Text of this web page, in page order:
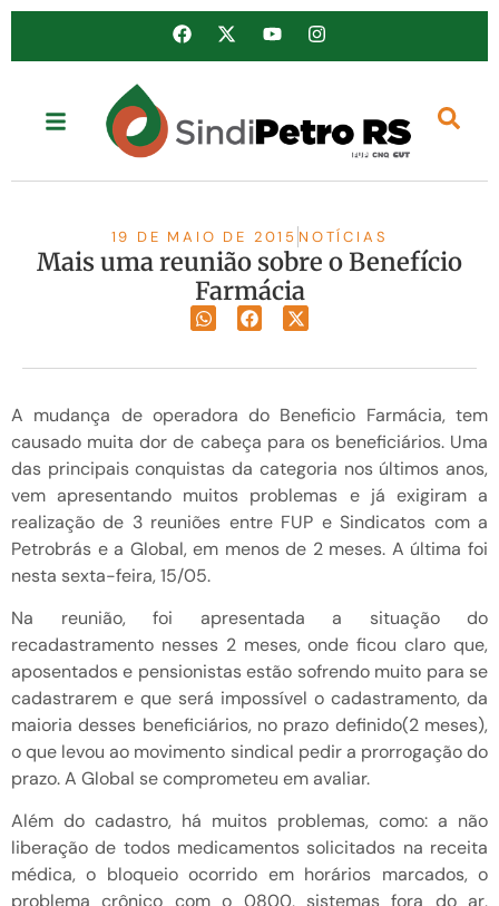
19 DE MAIO DE 2015 NOTÍCIAS
Mais uma reunião sobre o Benefício
Farmácia
A mudança de operadora do Beneficio Farmácia, tem
causado muita dor de cabeça para os beneficiários. Uma
das principais conquistas da categoria nos últimos anos,
vem apresentando muitos problemas e já exigiram a
realização de 3 reuniões entre FUP e Sindicatos com a
Petrobrás e a Global, em menos de 2 meses. A última foi
nesta sexta-feira, 15/05.
Na reunião, foi apresentada a situação do
recadastramento nesses 2 meses, onde ficou claro que,
aposentados e pensionistas estão sofrendo muito para se
cadastrarem e que será impossível o cadastramento, da
maioria desses beneficiários, no prazo definido(2 meses),
o que levou ao movimento sindical pedir a prorrogação do
prazo. A Global se comprometeu em avaliar.
Além do cadastro, há muitos problemas, como: a não
liberação de todos medicamentos solicitados na receita
médica, o bloqueio ocorrido em horários marcados, o